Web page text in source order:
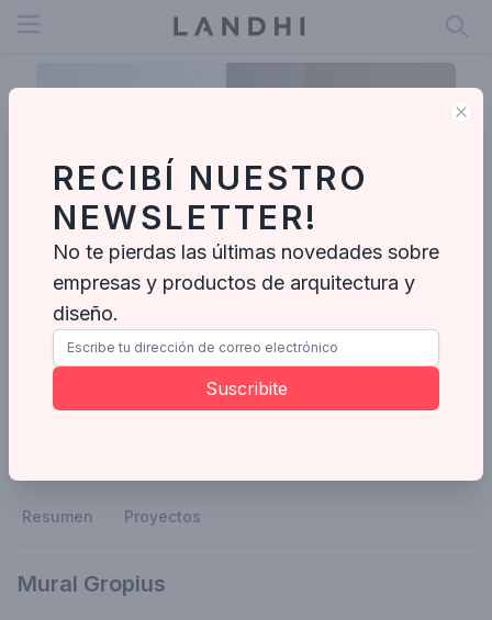
Open menu
Estúdio Design Noel Marinho
Enviar mensaje
Resumen Proyectos
Mural Gropius
RECIBÍ NUESTRO
NEWSLETTER!
No te pierdas las últimas novedades sobre
empresas y productos de arquitectura y
diseño.
Suscribite